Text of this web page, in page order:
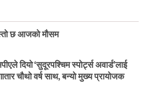
छ आजको मौसम
दियो ‘सुदूरपश्चिम स्पोर्ट्स अवार्ड’लाई
चौथो वर्ष साथ, बन्यो मुख्य प्रायोजक